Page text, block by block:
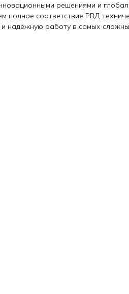
решениями и
полное соответствие РВД
надёжную работу в самых